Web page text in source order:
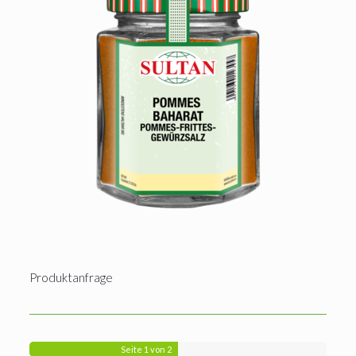
Produktanfrage
Seite 1 von 2